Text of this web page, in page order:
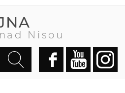
Nisou